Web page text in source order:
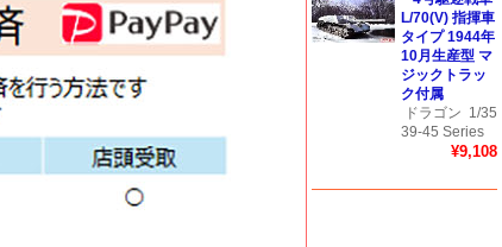
L/70(V) 指揮車
タイプ 1944年
10月生産型 マ
ジックトラッ
ク付属
ドラゴン 1/35
39-45 Series
¥9,108